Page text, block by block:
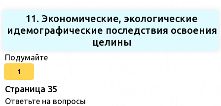
11. Экономические, экологические
идемографические последствия освоения
целины
Подумайте
1
Страница 35
Ответьте на вопросы